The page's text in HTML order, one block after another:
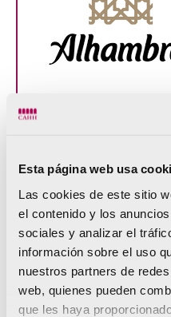
Esta página web usa
Las cookies de este sitio
el contenido y los
sociales y analizar el
información sobre el uso
nuestros partners de
web, quienes pueden
que les haya
Visita +
El ciclo de
de Arte Hortensia
la obra deDavid
verano. Lo hace con
de música y arte en